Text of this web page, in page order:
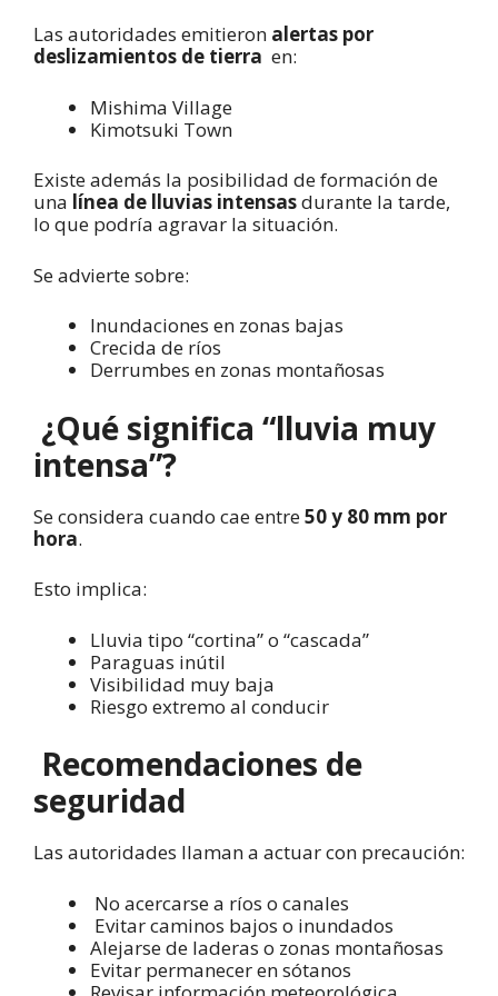
Las autoridades emitieron alertas por
deslizamientos de tierra en:
Mishima Village
Kimotsuki Town
Existe además la posibilidad de formación de
una línea de lluvias intensasdurante la tarde,
lo que podría agravar la situación.
Se advierte sobre:
Inundaciones en zonas bajas
Crecida de ríos
Derrumbes en zonas montañosas
¿Qué significa “lluvia muy
intensa”?
Se considera cuando cae entre50 y 80 mm por
hora.
Esto implica:
Lluvia tipo “cortina” o “cascada”
Paraguas inútil
Visibilidad muy baja
Riesgo extremo al conducir
Recomendaciones de
seguridad
Las autoridades llaman a actuar con precaución:
No acercarse a ríos o canales
Evitar caminos bajos o inundados
Alejarse de laderas o zonas montañosas
Evitar permanecer en sótanos